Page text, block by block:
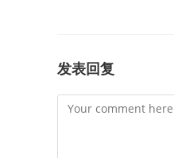
发表回复
Comment